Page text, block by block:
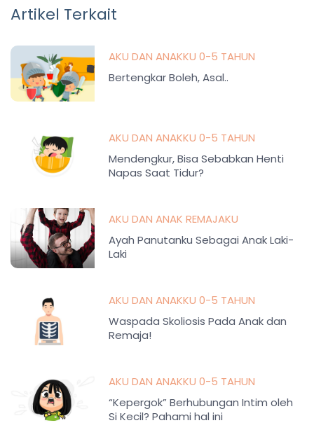
Artikel Terkait
AKU DAN ANAKKU 0-5 TAHUN
Bertengkar Boleh, Asal..
AKU DAN ANAKKU 0-5 TAHUN
Mendengkur, Bisa Sebabkan Henti
Napas Saat Tidur?
AKU DAN ANAK REMAJAKU
Ayah Panutanku Sebagai Anak Laki-
Laki
AKU DAN ANAKKU 0-5 TAHUN
Waspada Skoliosis Pada Anak dan
Remaja!
AKU DAN ANAKKU 0-5 TAHUN
“Kepergok” Berhubungan Intim oleh
Si Kecil? Pahami hal ini